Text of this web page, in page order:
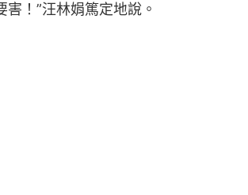
！”汪林娟篤定地說。